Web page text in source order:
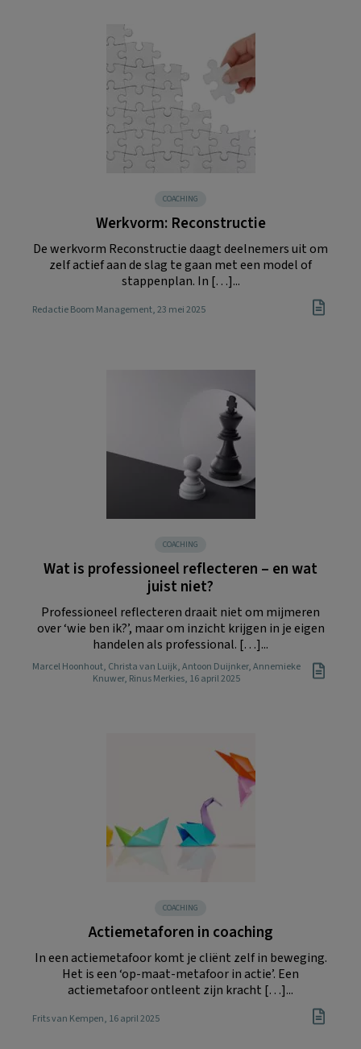
COACHING
Werkvorm: Reconstructie
De werkvorm Reconstructie daagt deelnemers uit om
zelf actief aan de slag te gaan met een model of
stappenplan. In […]...
Redactie Boom Management, 23 mei 2025
COACHING
Wat is professioneel reflecteren – en wat
juist niet?
Professioneel reflecteren draait niet om mijmeren
over ‘wie ben ik?’, maar om inzicht krijgen in je eigen
handelen als professional. […]...
Marcel Hoonhout, Christa van Luijk,Antoon Duijnker,Annemieke
Knuwer, Rinus Merkies, 16 april 2025
COACHING
Actiemetaforen in coaching
In een actiemetafoor komt je cliënt zelf in beweging.
Het is een ‘op-maat-metafoor in actie’. Een
actiemetafoor ontleent zijn kracht […]...
Frits van Kempen, 16 april 2025